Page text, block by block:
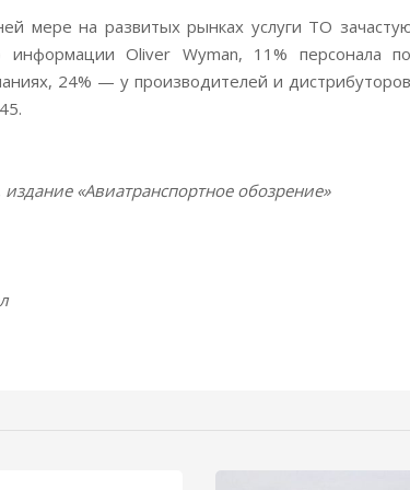
мере на развитых рынках услуги ТО
Oliver Wyman, 11% персонала
24% — у производителей и
«Авиатранспортное обозрение»